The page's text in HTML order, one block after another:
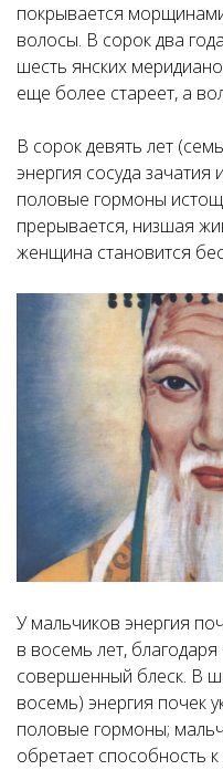
покрывается
волосы. В сорок два
шесть янских
еще более стареет, а
В сорок девять лет
энергия сосуда
половые гормоны
прерывается, низшая
женщина становится
У мальчиков энергия
в восемь лет,
совершенный блеск. В
восемь) энергия почек
половые гормоны;
обретает способность